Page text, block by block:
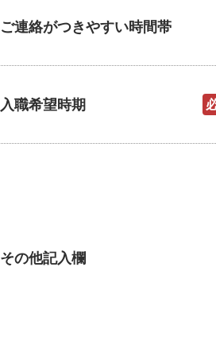
ご連絡がつきやすい時間帯
入職希望時期
その他記入欄